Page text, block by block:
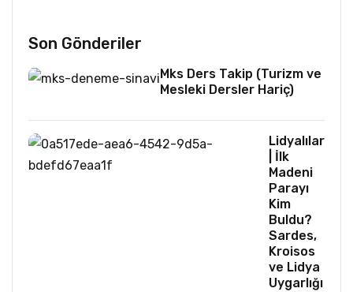
Son Gönderiler
Mks Ders Takip (Turizm ve
Mesleki Dersler Hariç)
Lidyalılar
| İlk
Madeni
Parayı
Kim
Buldu?
Sardes,
Kroisos
ve Lidya
Uygarlığı